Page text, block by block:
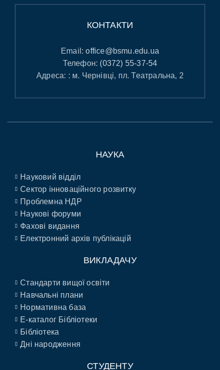
КОНТАКТИ
Email:office@bsmu.edu.ua
Телефон: (0372) 55-37-54
Адреса: : м. Чернівці, пл. Театральна, 2
НАУКА
Науковий відділ
Сектор інноваційного розвитку
Проблемна НДР
Наукові форуми
Фахові видання
Електронний архів публікацій
ВИКЛАДАЧУ
Стандарти вищої освіти
Навчальні плани
Нормативна база
E-каталог Бібліотеки
Бібліотека
Дні народження
СТУДЕНТУ